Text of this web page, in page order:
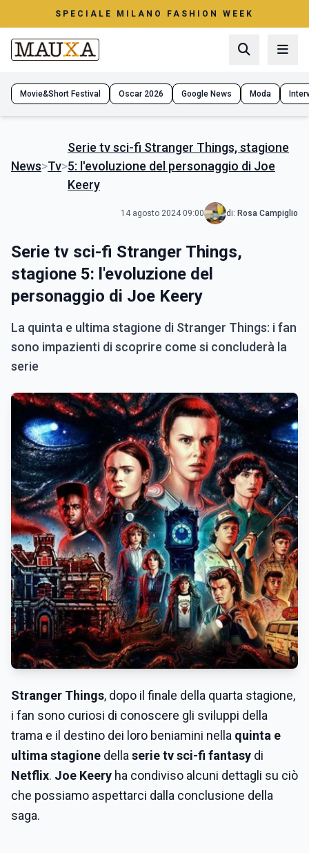
SPECIALE MILANO FASHION WEEK
Movie&Short Festival Oscar 2026 Google News Moda
News>Tv>
Serie tv sci-fi Stranger Things, stagione
5: l'evoluzione del personaggio di Joe
Keery
14 agosto 2024 09:00 di: Rosa Campiglio
Serie tv sci-fi Stranger Things,
stagione 5: l'evoluzione del
personaggio di Joe Keery
La quinta e ultima stagione di Stranger Things: i fan
sono impazienti di scoprire come si concluderà la
serie
Stranger Things, dopo il finale della quarta stagione,
i fan sono curiosi di conoscere gli sviluppi della
trama e il destino dei loro beniamini nella quinta e
ultima stagione della serie tv sci-fi fantasy di
Netflix. Joe Keery ha condiviso alcuni dettagli su ciò
che possiamo aspettarci dalla conclusione della
saga.